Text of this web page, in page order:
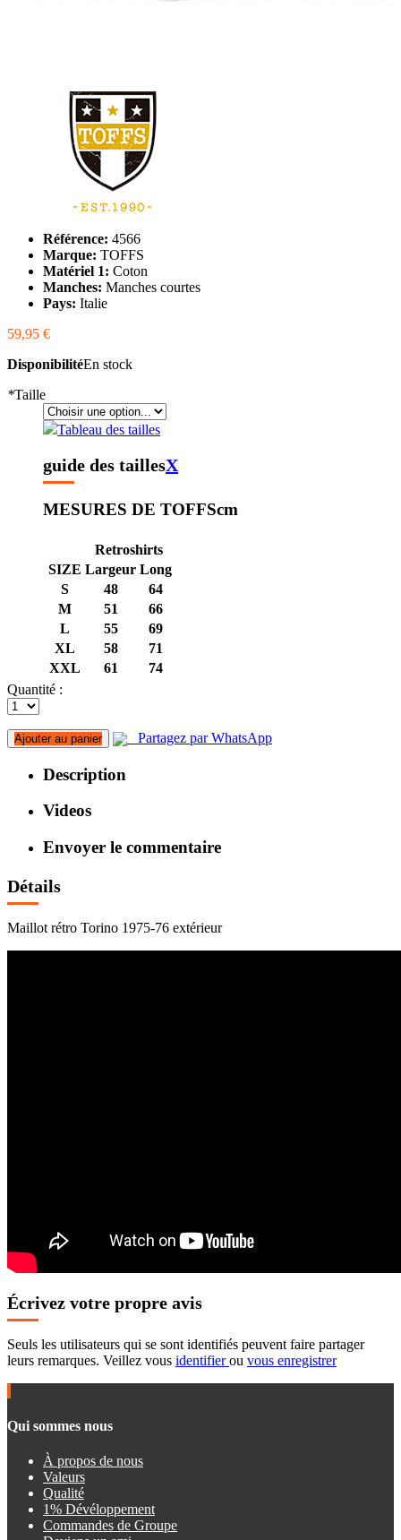
Référence: 4566
Marque: TOFFS
Matériel 1: Coton
Manches: Manches courtes
Pays: Italie
59,95 €
DisponibilitéEn stock
*Taille
Tableau des tailles
guide des taillesX
MESURES DE TOFFScm
Retroshirts
SIZE Largeur Long
S
48
64
M
51
66
L
55
69
XL
58
71
XXL
61
74
Quantité :
Ajouter au panier Partagez par WhatsApp
Description
Videos
Envoyer le commentaire
Détails
Maillot rétro Torino 1975-76 extérieur
Écrivez votre propre avis
Seuls les utilisateurs qui se sont identifiés peuvent faire partager
leurs remarques. Veillez vous identifierou vous enregistrer
Qui sommes nous
À propos de nous
Valeurs
Qualité
1% Dévéloppement
Commandes de Groupe